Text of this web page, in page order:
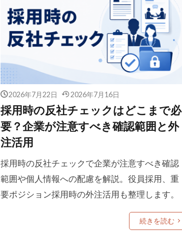
2026年7月22日 2026年7月16日
採用時の反社チェックはどこまで必
要？企業が注意すべき確認範囲と外
注活用
採用時の反社チェックで企業が注意すべき確認
範囲や個人情報への配慮を解説。役員採用、重
要ポジション採用時の外注活用も整理します。
続きを読む